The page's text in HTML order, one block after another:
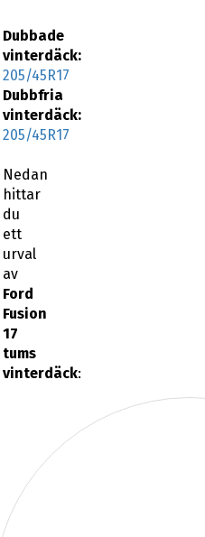
Dubbade
vinterdäck:
205/45R17
Dubbfria
vinterdäck:
205/45R17
Nedan
hittar
du
ett
urval
av
Ford
Fusion
17
tums
vinterdäck: